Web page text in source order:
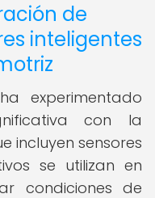
de
inteligentes
experimentado
con la
incluyen sensores
se utilizan en
condiciones de